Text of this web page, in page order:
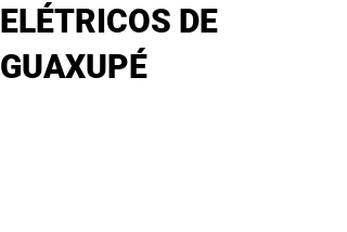
ELÉTRICOS DE
GUAXUPÉ